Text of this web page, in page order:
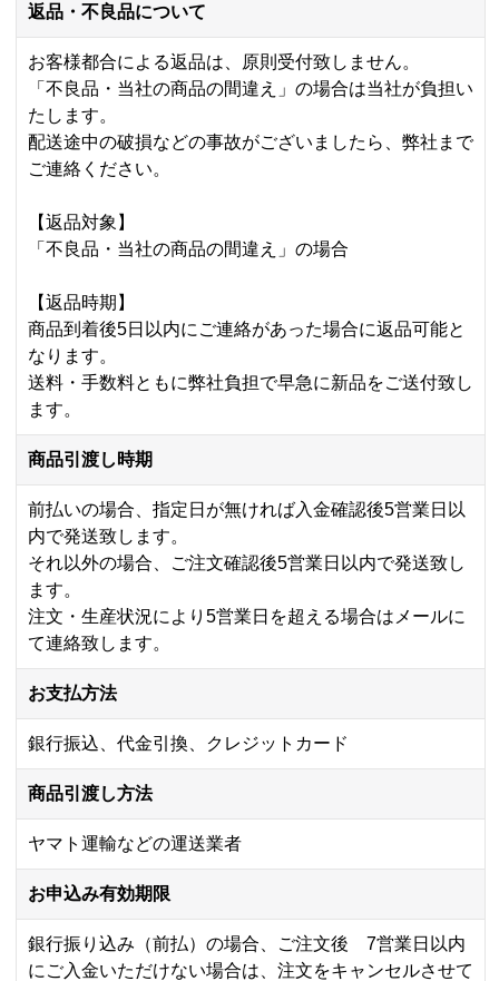
返品・不良品について
お客様都合による返品は、原則受付致しません。
「不良品・当社の商品の間違え」の場合は当社が負担い
たします。
配送途中の破損などの事故がございましたら、弊社まで
ご連絡ください。
【返品対象】
「不良品・当社の商品の間違え」の場合
【返品時期】
商品到着後5日以内にご連絡があった場合に返品可能と
なります。
送料・手数料ともに弊社負担で早急に新品をご送付致し
ます。
商品引渡し時期
前払いの場合、指定日が無ければ入金確認後5営業日以
内で発送致します。
それ以外の場合、ご注文確認後5営業日以内で発送致し
ます。
注文・生産状況により5営業日を超える場合はメールに
て連絡致します。
お支払方法
銀行振込、代金引換、クレジットカード
商品引渡し方法
ヤマト運輸などの運送業者
お申込み有効期限
銀行振り込み（前払）の場合、ご注文後 7営業日以内
にご入金いただけない場合は、注文をキャンセルさせて